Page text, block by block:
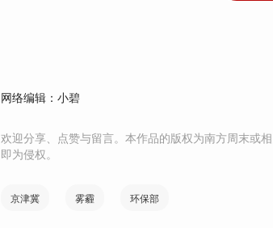
网络编辑：小碧
欢迎分享、点赞与留言。本作品的版权为南方周末或
即为侵权。
京津冀 雾霾 环保部